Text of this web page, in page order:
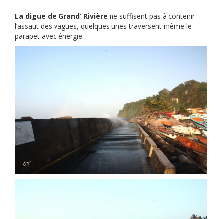
La digue de Grand’ Rivière ne suffisent pas à contenir
l’assaut des vagues, quelques unes traversent même le
parapet avec énergie.